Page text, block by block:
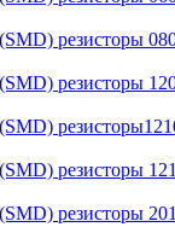
резисторы
резисторы
резисторы
резисторы